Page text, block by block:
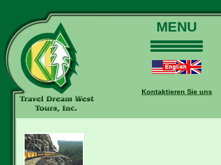
MENU
Touren
Daten und Preise
Buchungen
Kontaktieren Sie uns